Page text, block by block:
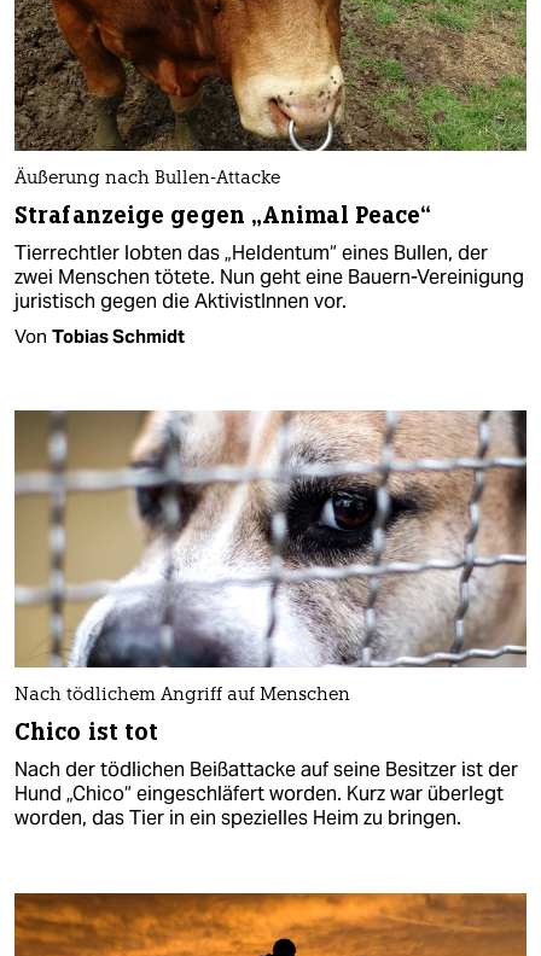
Äußerung nach Bullen-Attacke
Strafanzeige gegen „Animal Peace“
Tierrechtler lobten das „Heldentum“ eines Bullen, der
zwei Menschen tötete. Nun geht eine Bauern-Vereinigung
juristisch gegen die AktivistInnen vor.
Von Tobias Schmidt
Nach tödlichem Angriff auf Menschen
Chico ist tot
Nach der tödlichen Beißattacke auf seine Besitzer ist der
Hund „Chico“ eingeschläfert worden. Kurz war überlegt
worden, das Tier in ein spezielles Heim zu bringen.